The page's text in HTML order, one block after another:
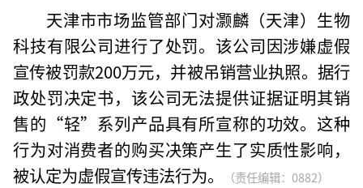
天津市市场监管部门对灏麟（天津）生物
科技有限公司进行了处罚。该公司因涉嫌虚假
宣传被罚款200万元，并被吊销营业执照。据行
政处罚决定书，该公司无法提供证据证明其销
售的“轻”系列产品具有所宣称的功效。这种
行为对消费者的购买决策产生了实质性影响，
被认定为虚假宣传违法行为。
（责任编辑：0882）